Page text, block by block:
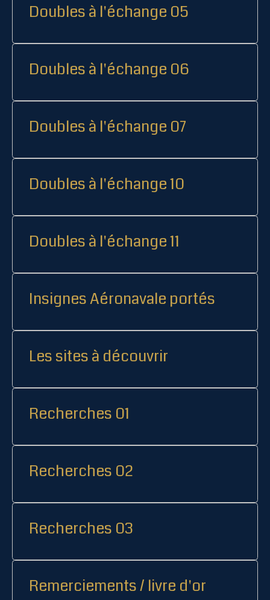
Doubles à l'échange 05
Doubles à l'échange 06
Doubles à l'échange 07
Doubles à l'échange 10
Doubles à l'échange 11
Insignes Aéronavale portés
Les sites à découvrir
Recherches 01
Recherches 02
Recherches 03
Remerciements / livre d'or